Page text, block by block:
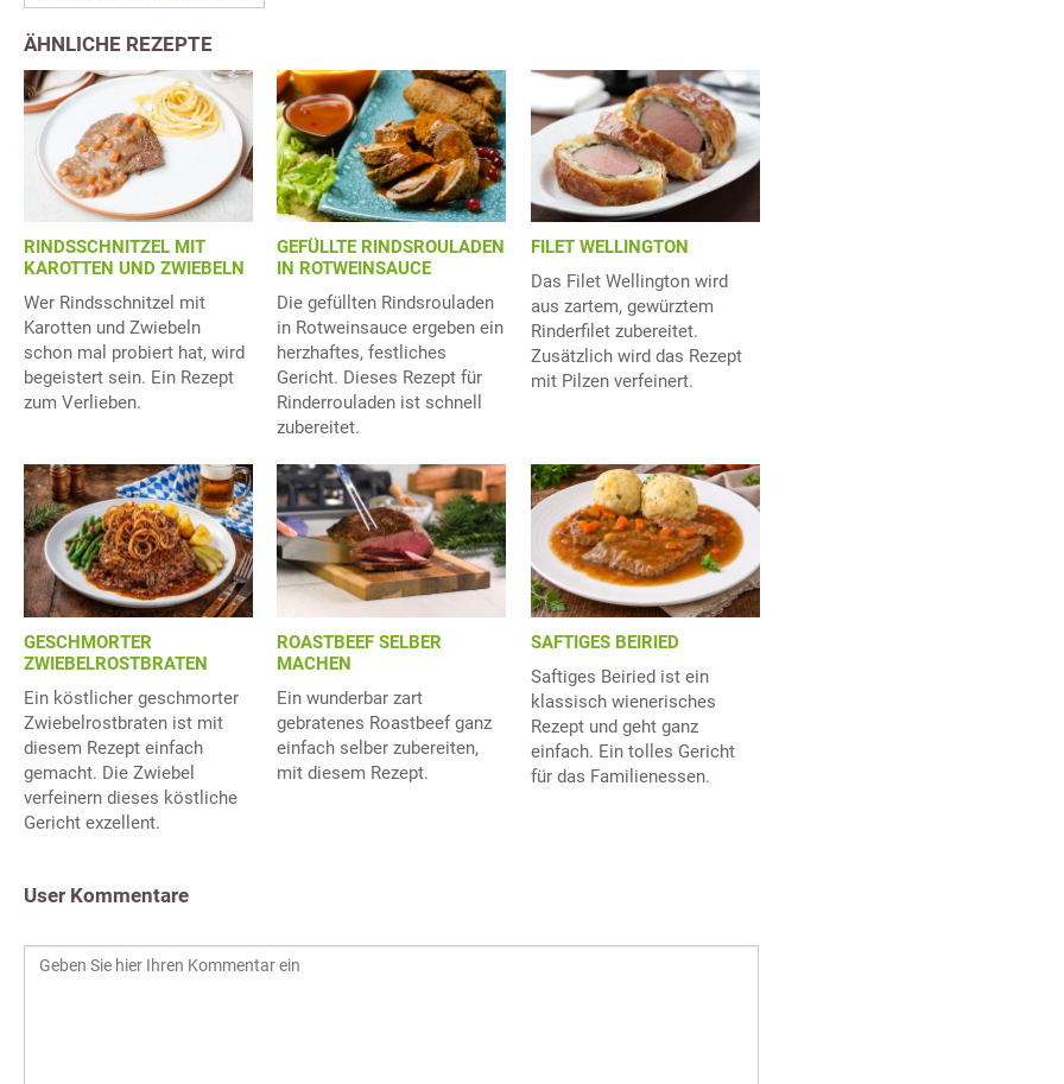
ÄHNLICHE REZEPTE
RINDSSCHNITZEL MIT
KAROTTEN UND ZWIEBELN
Wer Rindsschnitzel mit
Karotten und Zwiebeln
schon mal probiert hat, wird
begeistert sein. Ein Rezept
zum Verlieben.
GEFÜLLTE RINDSROULADEN
IN ROTWEINSAUCE
Die gefüllten Rindsrouladen
in Rotweinsauce ergeben ein
herzhaftes, festliches
Gericht. Dieses Rezept für
Rinderrouladen ist schnell
zubereitet.
FILET WELLINGTON
Das Filet Wellington wird
aus zartem, gewürztem
Rinderfilet zubereitet.
Zusätzlich wird das Rezept
mit Pilzen verfeinert.
GESCHMORTER
ZWIEBELROSTBRATEN
Ein köstlicher geschmorter
Zwiebelrostbraten ist mit
diesem Rezept einfach
gemacht. Die Zwiebel
verfeinern dieses köstliche
Gericht exzellent.
ROASTBEEF SELBER
MACHEN
Ein wunderbar zart
gebratenes Roastbeef ganz
einfach selber zubereiten,
mit diesem Rezept.
SAFTIGES BEIRIED
Saftiges Beiried ist ein
klassisch wienerisches
Rezept und geht ganz
einfach. Ein tolles Gericht
für das Familienessen.
User Kommentare